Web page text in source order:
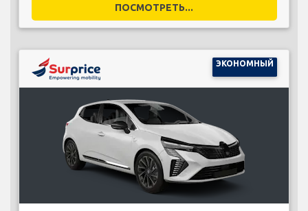
ПОСМОТРЕТЬ...
ЭКОНОМНЫЙ